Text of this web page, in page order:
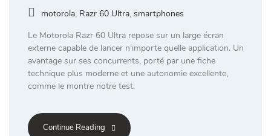
motorola, Razr 60 Ultra, smartphones
Le Motorola Razr 60 Ultra repose sur un large écran
externe capable de lancer n’importe quelle application. Un
avantage sur ses concurrents, porté par une fiche
technique plus moderne et une autonomie excellente,
comme le montre notre test.
Continue Reading